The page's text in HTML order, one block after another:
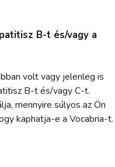
B-t és/vagy a
volt vagy jelenleg is
B-t és/vagy C-t.
mennyire súlyos az Ön
kaphatja-e a Vocabria-t.